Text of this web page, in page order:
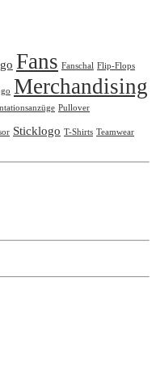
Fans Fanschal Flip-Flops
Merchandising
Pullover
Sticklogo T-Shirts Teamwear